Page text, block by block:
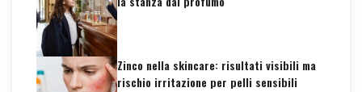
Zinco nella skincare: risultati visibili ma
rischio irritazione per pelli sensibili